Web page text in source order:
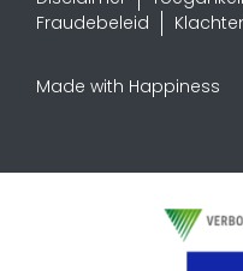
Fraudebeleid
Made with Happiness